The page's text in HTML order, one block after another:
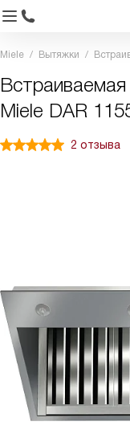
Miele Вытяжки
Miele DAR
2 отзыва